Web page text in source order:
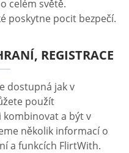
celém světě.
poskytne pocit bezpečí.
REGISTRACE
dostupná jak v
použít
a být v
několik informací o
a funkcích FlirtWith.